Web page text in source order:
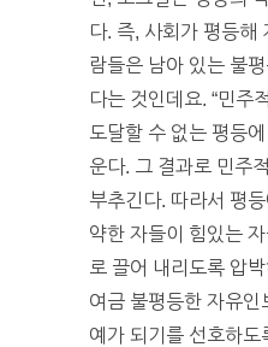
다. 즉, 사회가 평등해
람들은 남아 있는 불
다는 것인데요. “민주
도달할 수 없는 평등
운다. 그 결과로 민주
부추긴다. 따라서 평
약한 자들이 힘있는
로 끌어 내리도록 압
여금 불평등한 자유
예가 되기를 선호하도